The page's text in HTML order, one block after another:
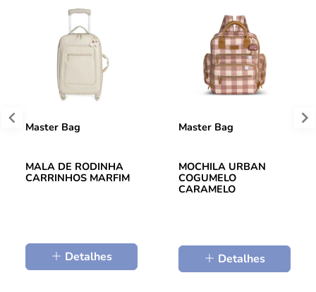
Master Bag
MALA DE RODINHA
CARRINHOS MARFIM
Detalhes
Master Bag
MOCHILA URBAN
COGUMELO
CARAMELO
Detalhes